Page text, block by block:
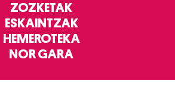
ZOZKETAK
ESKAINTZAK
HEMEROTEKA
NOR GARA